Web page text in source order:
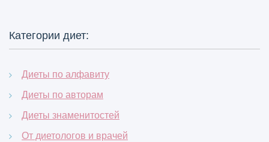
Категории диет:
Диеты по алфавиту
Диеты по авторам
Диеты знаменитостей
От диетологов и врачей